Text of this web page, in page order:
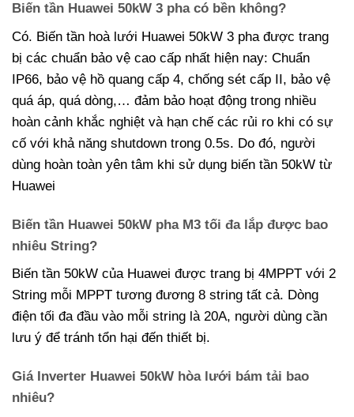
Biến tần Huawei 50kW 3 pha có bền không?
Có. Biến tần hoà lưới Huawei 50kW 3 pha được trang
bị các chuẩn bảo vệ cao cấp nhất hiện nay: Chuẩn
IP66, bảo vệ hồ quang cấp 4, chống sét cấp II, bảo vệ
quá áp, quá dòng,… đảm bảo hoạt động trong nhiều
hoàn cảnh khắc nghiệt và hạn chế các rủi ro khi có sự
cố với khả năng shutdown trong 0.5s. Do đó, người
dùng hoàn toàn yên tâm khi sử dụng biến tần 50kW từ
Huawei
Biến tần Huawei 50kW pha M3 tối đa lắp được bao
nhiêu String?
Biến tần 50kW của Huawei được trang bị 4MPPT với 2
String mỗi MPPT tương đương 8 string tất cả. Dòng
điện tối đa đầu vào mỗi string là 20A, người dùng cần
lưu ý để tránh tổn hại đến thiết bị.
Giá Inverter Huawei 50kW hòa lưới bám tải bao
nhiêu?